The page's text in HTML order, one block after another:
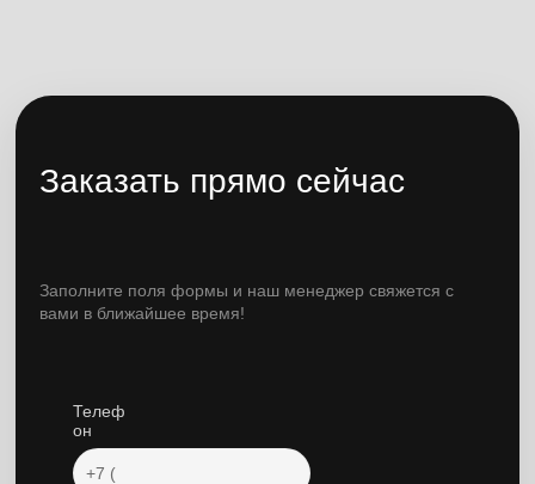
Заказать прямо сейчас
Заполните поля формы и наш менеджер свяжется с
вами в ближайшее время!
Телеф
он